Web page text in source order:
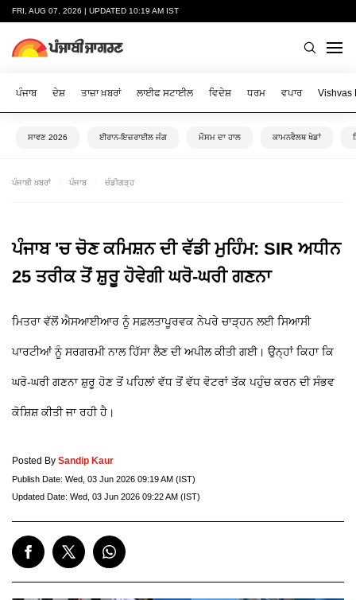
FRI, AUG 07, 2026 | UPDATED 10:19 AM IST
ਪੰਜਾਬ ਦੇਸ਼ ਤਾਜ਼ਾ ਖ਼ਬਰਾਂ ਲਾਈਫ ਸਟਾਈਲ ਵਿਦੇਸ਼ ਧਰਮ ਵਪਾਰ Vishvas
ਸਾਵਣ 2026 ਈਰਾਨ-ਇਜ਼ਰਾਈਲ ਜੰਗ ਮੌਸਮ ਦਾ ਹਾਲ ਕਾਮਨਵੈਲਥ ਖੇਡਾਂ
ਪੰਜਾਬੀ ਖ਼ਬਰਾਂ ਪੰਜਾਬ ਚੰਡੀਗੜ੍ਹ
ਪੰਜਾਬ 'ਚ ਚੋਣ ਕਮਿਸ਼ਨ ਦੀ ਵੱਡੀ ਮੁਹਿੰਮ: SIR ਅਧੀਨ
25 ਤਰੀਕ ਤੋਂ ਸ਼ੁਰੂ ਹੋਵੇਗੀ ਘਰੋ-ਘਰੀ ਗਣਨਾ
ਮਿਤਰਾ ਵੱਲੋਂ ਐਸਆਈਆਰ ਨੂੰ ਸਫ਼ਲਤਾਪੂਰਵਕ ਨੇਪਰੇ ਚਾੜ੍ਹਨ ਲਈ ਸਿਆਸੀ
ਪਾਰਟੀਆਂ ਨੂੰ ਸਰਗਰਮੀ ਨਾਲ ਹਿੱਸਾ ਲੈਣ ਦੀ ਅਪੀਲ ਕੀਤੀ ਗਈ। ਉਨ੍ਹਾਂ ਕਿਹਾ ਕਿ
ਘਰੋ-ਘਰੀ ਗਣਨਾ ਸ਼ੁਰੂ ਹੋਣ ਤੋਂ ਪਹਿਲਾਂ ਵੱਧ ਤੋਂ ਵੱਧ ਵੋਟਰਾਂ ਤੱਕ ਪਹੁੰਚ ਕਰਨ ਦੀ ਸੰਭਵ
ਕੋਸ਼ਿਸ਼ ਕੀਤੀ ਜਾ ਰਹੀ ਹੈ।
Posted By Sandip Kaur
Publish Date: Wed, 03 Jun 2026 09:19 AM (IST)
Updated Date: Wed, 03 Jun 2026 09:22 AM (IST)